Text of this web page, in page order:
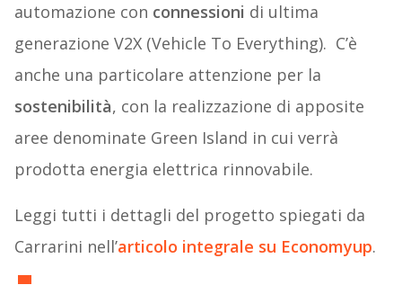
automazione con connessioni di ultima
generazione V2X (Vehicle To Everything). C’è
anche una particolare attenzione per la
sostenibilità, con la realizzazione di apposite
aree denominate Green Island in cui verrà
prodotta energia elettrica rinnovabile.
Leggi tutti i dettagli del progetto spiegati da
Carrarini nell’articolo integrale su Economyup.